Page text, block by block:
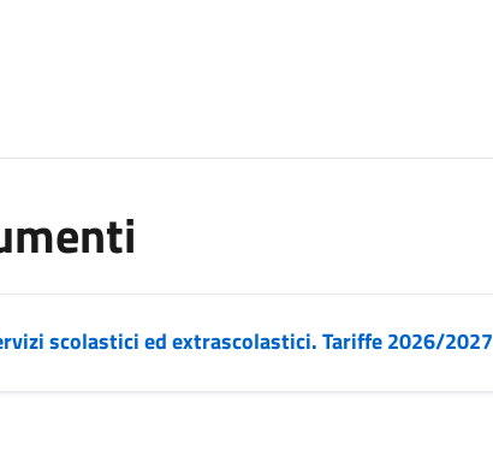
scolastici ed extrascolastici. Tariffe 2026/2027